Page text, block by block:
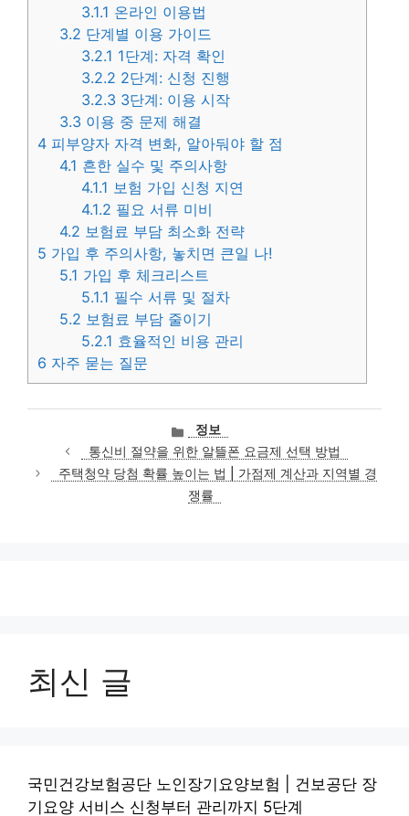
3.1.1 온라인 이용법
3.2 단계별 이용 가이드
3.2.1 1단계: 자격 확인
3.2.2 2단계: 신청 진행
3.2.3 3단계: 이용 시작
3.3 이용 중 문제 해결
4 피부양자 자격 변화, 알아둬야 할 점
4.1 흔한 실수 및 주의사항
4.1.1 보험 가입 신청 지연
4.1.2 필요 서류 미비
4.2 보험료 부담 최소화 전략
5 가입 후 주의사항, 놓치면 큰일 나!
5.1 가입 후 체크리스트
5.1.1 필수 서류 및 절차
5.2 보험료 부담 줄이기
5.2.1 효율적인 비용 관리
6 자주 묻는 질문
카
테
고
리
정보
통신비 절약을 위한 알뜰폰 요금제 선택 방법
주택청약 당첨 확률 높이는 법 | 가점제 계산과 지역별 경
쟁률
최신 글
국민건강보험공단 노인장기요양보험 | 건보공단 장
기요양 서비스 신청부터 관리까지 5단계